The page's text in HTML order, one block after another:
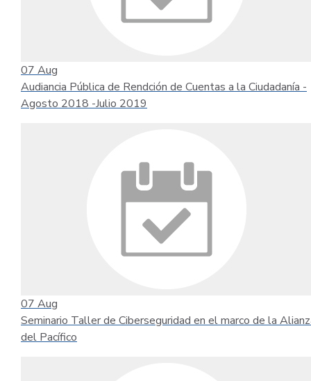
07 Aug
Audiancia Pública de Rendción de Cuentas a la Ciudadanía -
Agosto 2018 -Julio 2019
07 Aug
Seminario Taller de Ciberseguridad en el marco de la
del Pacífico